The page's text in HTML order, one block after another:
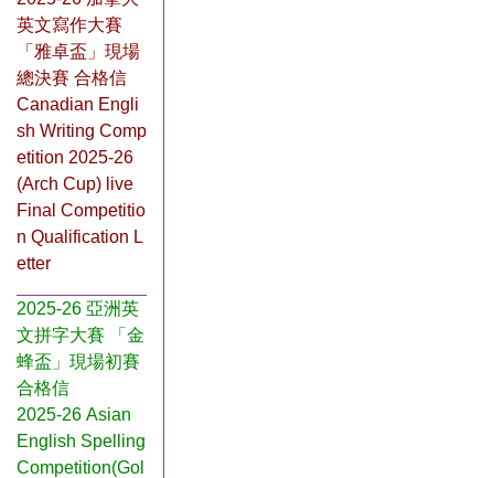
英文寫作大賽
「雅卓盃」現場
總決賽 合格信
Canadian Engli
sh Writing Comp
etition 2025-26
(Arch Cup) live
Final Competitio
n Qualification L
etter
2025-26 亞洲英
文拼字大賽 「金
蜂盃」現場初賽
合格信
2025-26 Asian
English Spelling
Competition(Gol